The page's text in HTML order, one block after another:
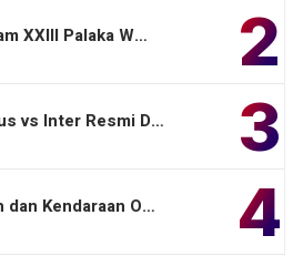
2
XXIII Palaka W…
3
vs Inter Resmi D…
4
dan Kendaraan O…